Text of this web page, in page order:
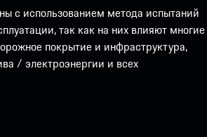
с использованием метода испытаний
так как на них влияют многие
покрытие и инфраструктура,
/ электроэнергии и всех